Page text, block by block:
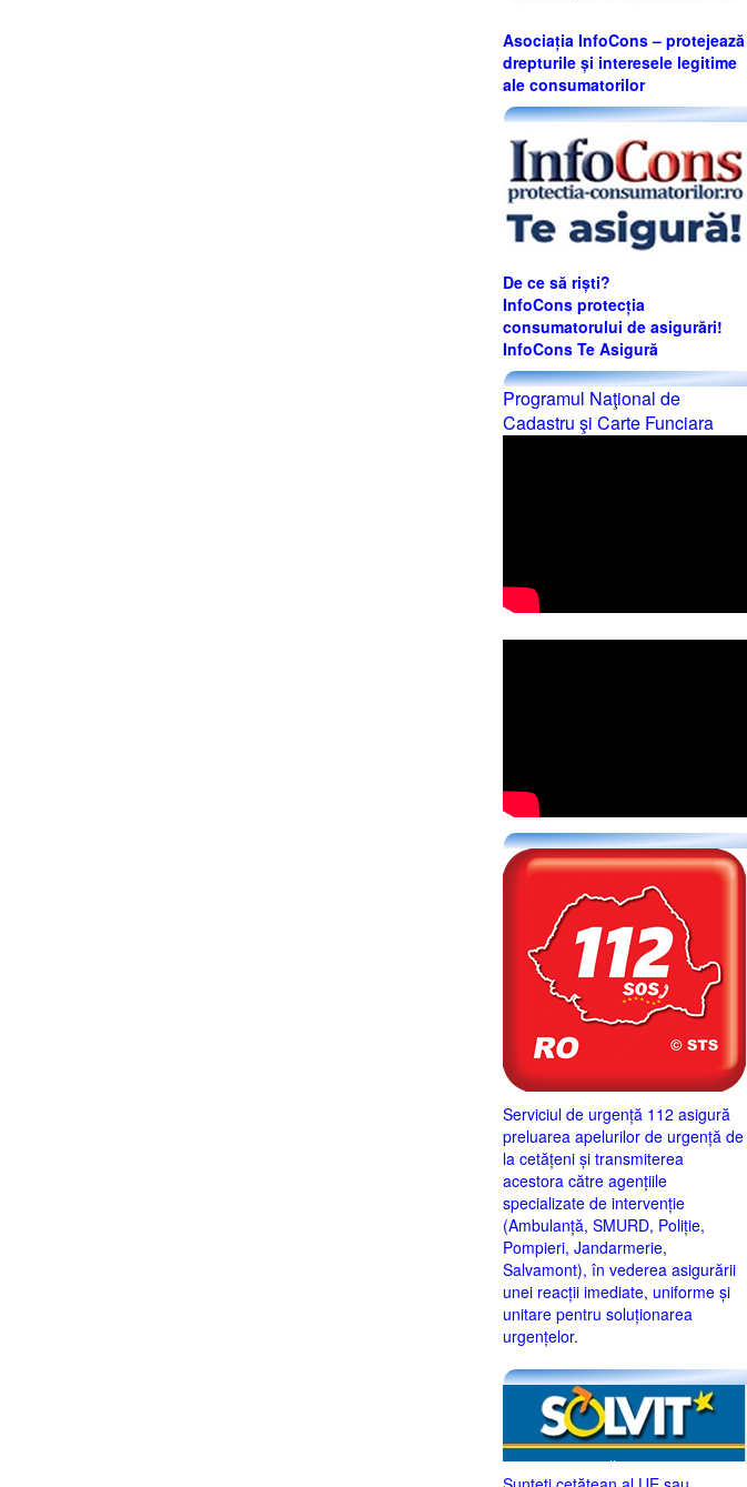
Asociația InfoCons – protejează
drepturile și interesele legitime
ale consumatorilor
De ce să riști?
InfoCons protecția
consumatorului de asigurări!
InfoCons Te Asigură
Programul Naţional de
Cadastru şi Carte Funciara
Serviciul de urgență 112 asigură
preluarea apelurilor de urgență de
la cetățeni și transmiterea
acestora către agențiile
specializate de intervenție
(Ambulanță, SMURD, Poliție,
Pompieri, Jandarmerie,
Salvamont), în vederea asigurării
unei reacții imediate, uniforme și
unitare pentru soluționarea
urgențelor.